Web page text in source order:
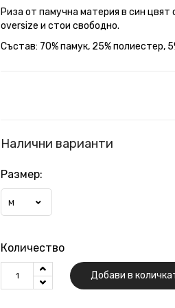
Риза от памучна материя в син
oversize и стои свободно.
Състав: 70% памук, 25% полиестер,
Налични варианти
Размер:
M
Количество
Добави в